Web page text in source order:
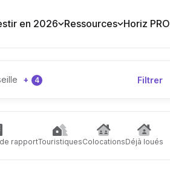
en 2026 Ressources Horiz PRO
+ 4 Filtrer
rapportTouristiquesColocationsDéjà loués